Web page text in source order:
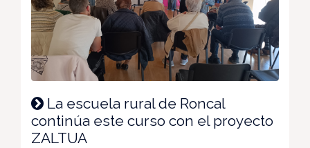
La escuela rural de Roncal
continúa este curso con el proyecto
ZALTUA